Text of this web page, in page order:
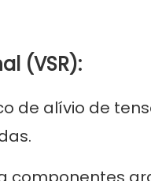
(VSR):
de alívio de